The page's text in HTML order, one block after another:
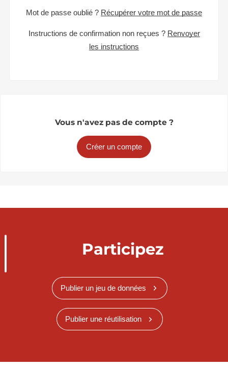
Mot de passe oublié ? Récupérer votre mot de passe
Instructions de confirmation non reçues ? Renvoyer
les instructions
Vous n'avez pas de compte ?
Créer un compte
Participez
Publier un jeu de données
Publier une réutilisation